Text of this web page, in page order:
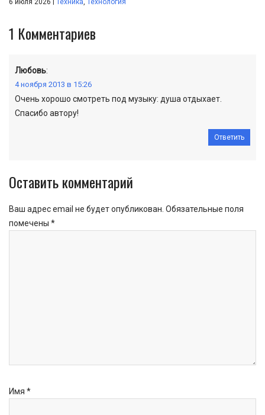
1 Комментариев
Любовь:
4 ноября 2013 в 15:26
Очень хорошо смотреть под музыку: душа отдыхает.
Спасибо автору!
Ответить
Оставить комментарий
Ваш адрес email не будет опубликован. Обязательные поля
помечены *
Имя *